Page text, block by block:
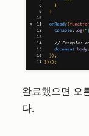
완료했으면 오
다.